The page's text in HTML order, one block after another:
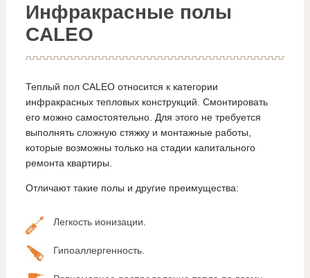
Инфракрасные полы
CALEO
Теплый пол CALEO относится к категории
инфракрасных тепловых конструкций. Смонтировать
его можно самостоятельно. Для этого не требуется
выполнять сложную стяжку и монтажные работы,
которые возможны только на стадии капитального
ремонта квартиры.
Отличают такие полы и другие преимущества:
Легкость ионизации.
Гипоаллергенность.